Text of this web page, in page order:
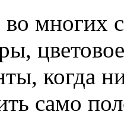
многих
когда
само